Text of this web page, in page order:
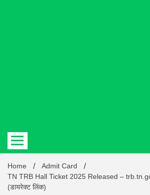
Home
Admit Card
TN TRB Hall Ticket 2025 Released –
(डायरेक्ट लिंक)